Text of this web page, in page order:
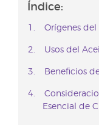
Índice:
Orígenes del
Usos del
Beneficios
Esencial de